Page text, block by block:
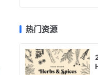
热门资源